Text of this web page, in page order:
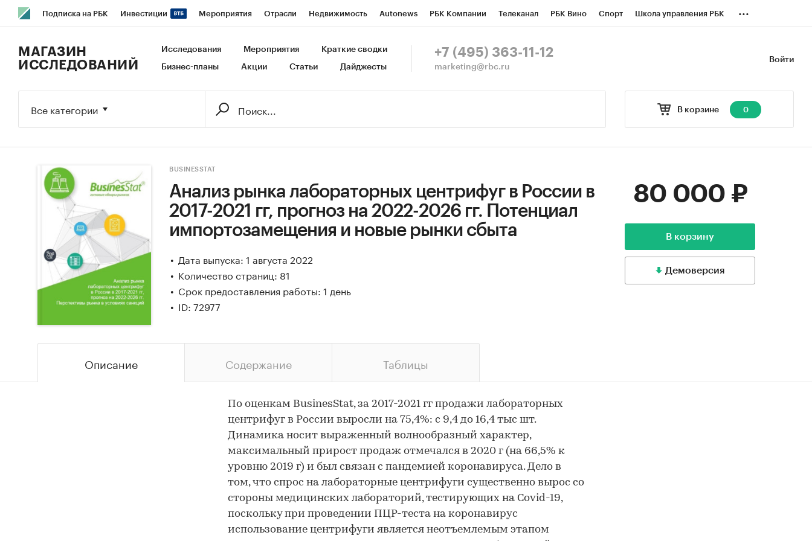
Подписка на РБК Инвестиции Мероприятия Отрасли Недвижимость Autonews РБК Компании Телеканал РБК Вино Спорт Школа управления РБК
Исследования Кредитные рейтинги Франшизы Газета Спецпроекты СПб Конференции СПб Спецпроекты
...
Войти
МАГАЗИН
ИССЛЕДОВАНИЙ
Исследования Мероприятия Краткие сводки
Бизнес-планы Акции Статьи Дайджесты
+7 (495) 363-11-12
marketing@rbc.ru
В корзине 0
Все категории
BUSINESSTAT
Анализ рынка лабораторных центрифуг в России в
2017-2021 гг, прогноз на 2022-2026 гг. Потенциал
импортозамещения и новые рынки сбыта
Дата выпуска: 1 августа 2022
Количество страниц: 81
Срок предоставления работы: 1 день
ID: 72977
80 000 ₽
В корзину
Демоверсия
Описание Содержание Таблицы
По оценкам BusinesStat, за 2017-2021 гг продажи лабораторных
центрифуг в России выросли на 75,4%: с 9,4 до 16,4 тыс шт.
Динамика носит выраженный волнообразный характер,
максимальный прирост продаж отмечался в 2020 г (на 66,5% к
уровню 2019 г) и был связан с пандемией коронавируса. Дело в
том, что спрос на лабораторные центрифуги существенно вырос со
стороны медицинских лабораторий, тестирующих на Covid-19,
поскольку при проведении ПЦР-теста на коронавирус
использование центрифуги является неотъемлемым этапом